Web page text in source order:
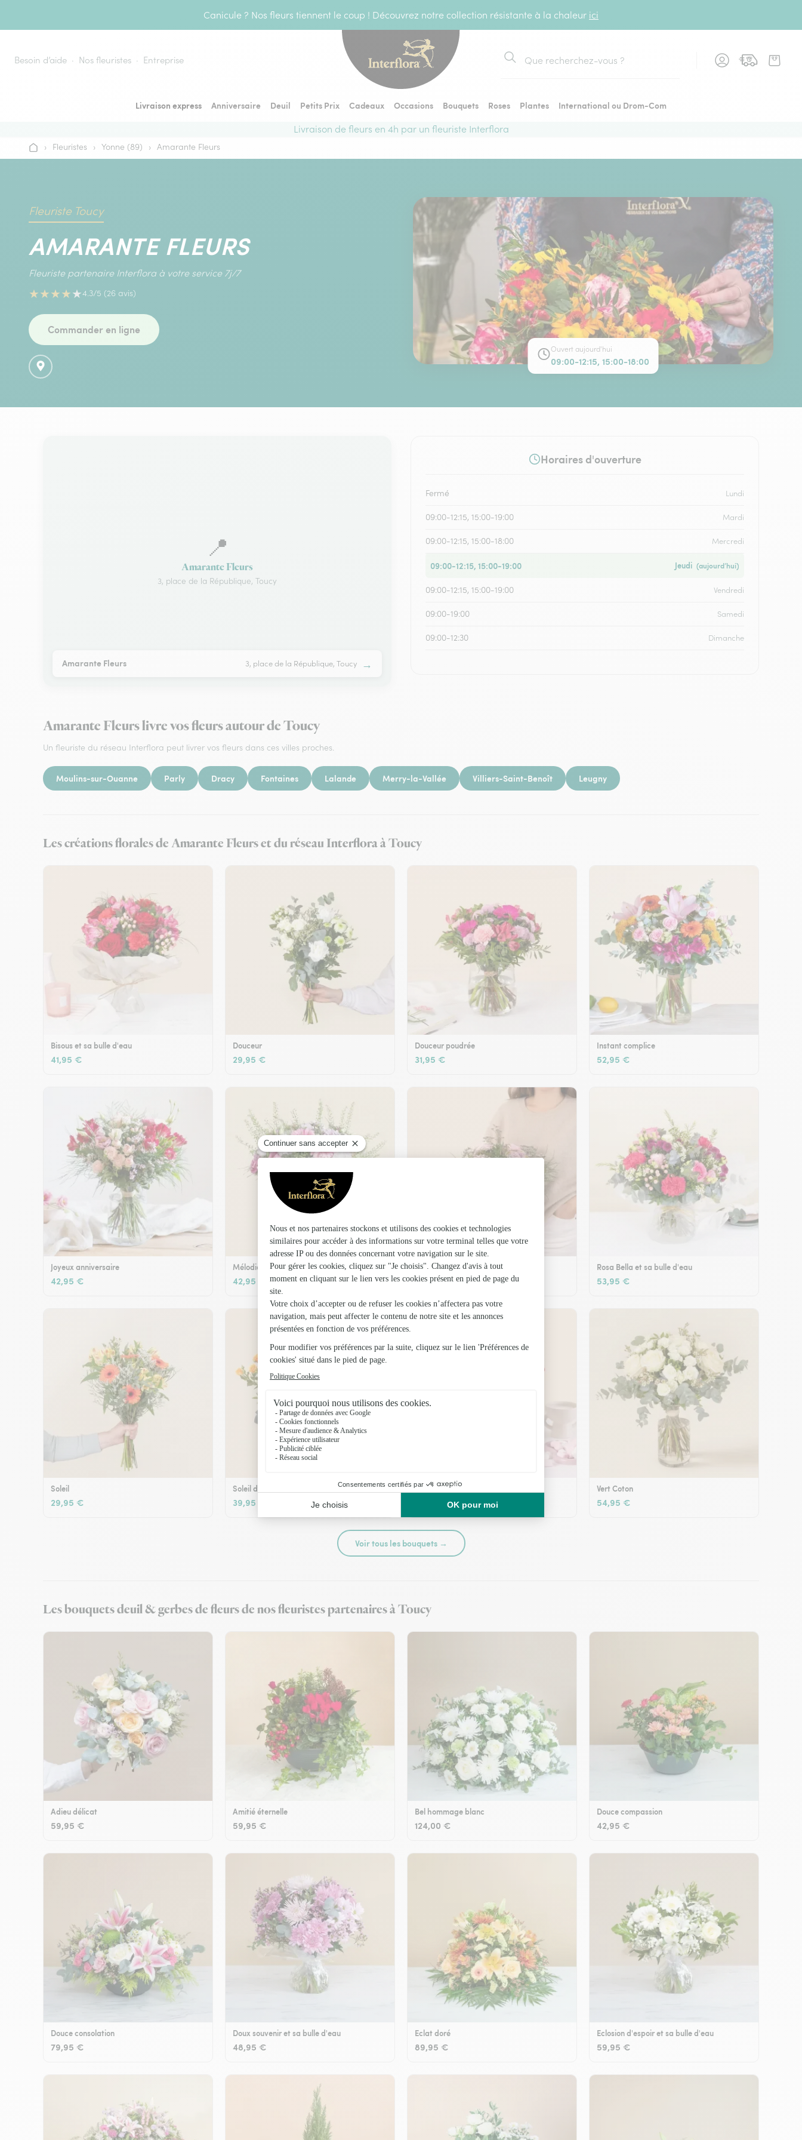
Canicule ? Nos fleurs tiennent le coup ! Découvrez notre collection résistante à la chaleur ici
Besoin d’aide Nos fleuristes Entreprise
Rechercher
Livraison express Anniversaire Deuil Petits Prix Cadeaux Occasions Bouquets Roses Plantes
International ou Drom-Com
Livraison de fleurs en 4h par un fleuriste Interflora
Accueil
› Fleuristes › Yonne (89) › Amarante Fleurs
Fleuriste Toucy
AMARANTE FLEURS
Fleuriste partenaire Interflora à votre service 7j/7
★★★★★4.3/5 (26 avis)
Commander en ligne
Ouvert aujourd'hui
09:00-12:15, 15:00-18:00
📍
Amarante Fleurs
3, place de la République, Toucy
Amarante Fleurs 3, place de la République, Toucy →
Horaires d'ouverture
Fermé Lundi
09:00-12:15, 15:00-19:00 Mardi
09:00-12:15, 15:00-18:00 Mercredi
09:00-12:15, 15:00-19:00 Jeudi (aujourd’hui)
09:00-12:15, 15:00-19:00 Vendredi
09:00-19:00 Samedi
09:00-12:30 Dimanche
Amarante Fleurs livre vos fleurs autour de Toucy
Un fleuriste du réseau Interflora peut livrer vos fleurs dans ces villes proches.
Moulins-sur-Ouanne Parly Dracy Fontaines Lalande Merry-la-Vallée Villiers-Saint-Benoît Leugny
Les créations florales de Amarante Fleurs et du réseau Interflora à Toucy
Bisous et sa bulle d'eau
41,95 €
Douceur
29,95 €
Douceur poudrée
31,95 €
Instant complice
52,95 €
Joyeux anniversaire
42,95 €
Mélodie et son vase offert
42,95 €
Plaisir fleuri
36,95 €
Rosa Bella et sa bulle d'eau
53,95 €
Soleil
29,95 €
Soleil d'été
39,95 €
Tutti frutti
44,95 €
Vert Coton
54,95 €
Voir tous les bouquets →
Les bouquets deuil & gerbes de fleurs de nos fleuristes partenaires à Toucy
Adieu délicat
59,95 €
Amitié éternelle
59,95 €
Bel hommage blanc
124,00 €
Douce compassion
42,95 €
Douce consolation
79,95 €
Doux souvenir et sa bulle d'eau
48,95 €
Eclat doré
89,95 €
Eclosion d'espoir et sa bulle d'eau
59,95 €